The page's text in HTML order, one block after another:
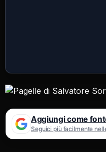
Aggiungi come
Seguici più facilmente